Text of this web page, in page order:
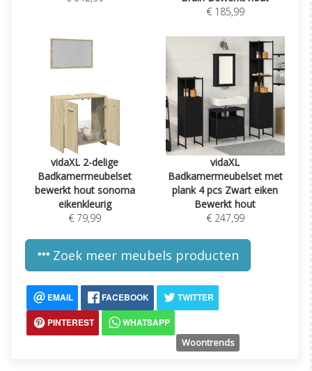
€ 185,99
vidaXL 2-delige
Badkamermeubelset
bewerkt hout sonoma
eikenkleurig
€ 79,99
vidaXL
Badkamermeubelset met
plank 4 pcs Zwart eiken
Bewerkt hout
€ 247,99
Zoek meer meubels producten
EMAIL FACEBOOK
TWITTER
PINTEREST
WHATSAPP
Woontrends